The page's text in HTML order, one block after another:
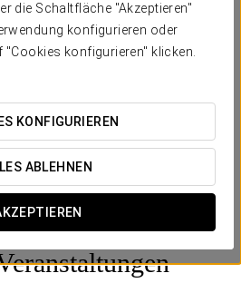
die Schaltfläche "Akzeptieren"
konfigurieren oder
"Cookies konfigurieren" klicken.
KONFIGURIEREN
ABLEHNEN
15 12 9 14 15
40 24